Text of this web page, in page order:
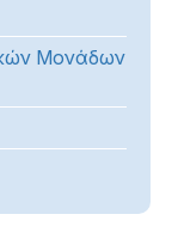
Μονάδων